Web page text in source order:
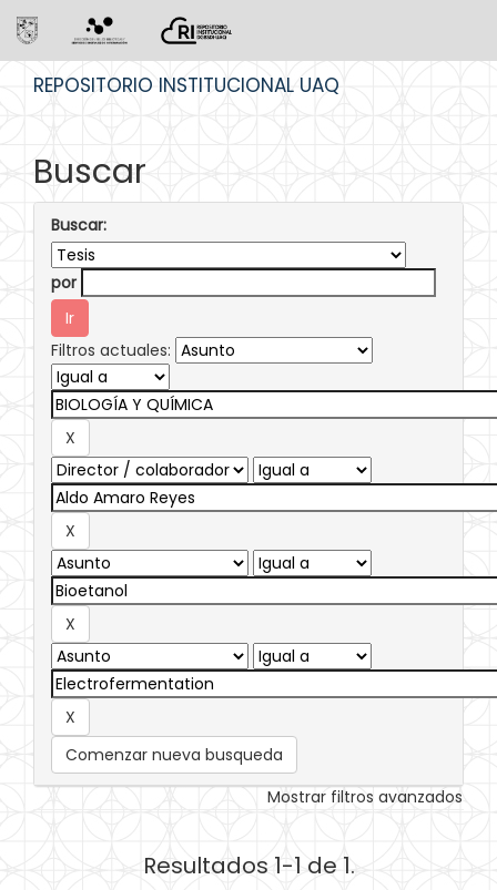
REPOSITORIO INSTITUCIONAL UAQ
Buscar
Buscar:
por
Filtros actuales:
Comenzar nueva busqueda
Mostrar filtros avanzados
Resultados 1-1 de 1.